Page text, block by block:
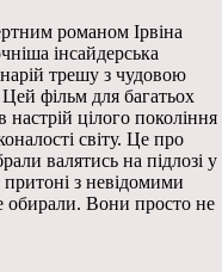
романом Ірвіна
інсайдерська
трешу з чудовою
фільм для багатьох
цілого покоління
світу. Це про
валятись на підлозі у
з невідомими
обирали. Вони просто не